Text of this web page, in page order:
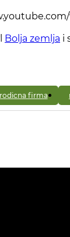
Bolja zemlja i
firma